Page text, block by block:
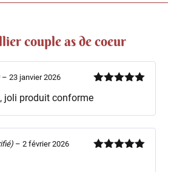
couple as de coeur
5
– 23 janvier 2026
joli produit conforme
– 2 février 2026